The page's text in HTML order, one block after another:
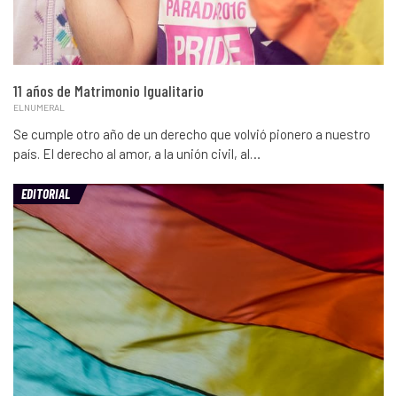
11 años de Matrimonio Igualitario
ELNUMERAL
Se cumple otro año de un derecho que volvió pionero a nuestro
país. El derecho al amor, a la unión civil, al…
EDITORIAL